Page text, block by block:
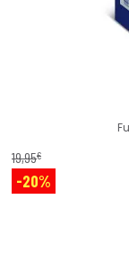
19,95€
-20%